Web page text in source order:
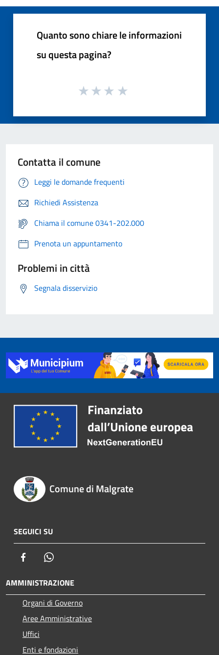
Quanto sono chiare le informazioni
su questa pagina?
Contatta il comune
Leggi le domande frequenti
Richiedi Assistenza
Chiama il comune 0341-202.000
Prenota un appuntamento
Problemi in città
Segnala disservizio
Comune di Malgrate
SEGUICI SU
Facebook
AMMINISTRAZIONE
Organi di Governo
Aree Amministrative
Uffici
Enti e fondazioni